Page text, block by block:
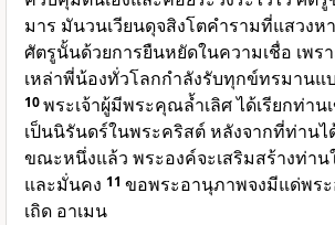
มาร มันวนเวียนดุจสิงโตคำรามที่แสวงห
ศัตรูนั้นด้วยการยืนหยัดในความเชื่อ เพร
เหล่าพี่น้องทั่วโลกกำลังรับทุกข์ทรมานแ
10พระเจ้าผู้มีพระคุณล้ำเลิศ ได้เรียกท่า
เป็นนิรันดร์ในพระคริสต์ หลังจากที่ท่าน
ขณะหนึ่งแล้ว พระองค์จะเสริมสร้างท่าน
และมั่นคง 11 ขอพระอานุภาพจงมีแด่พร
เถิด อาเมน